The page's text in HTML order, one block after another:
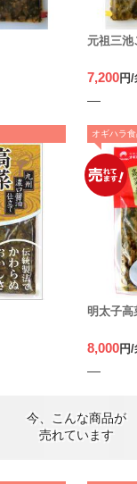
元祖三池
7,200円
オギハラ食
明太子高
8,000円
今、こんな商品が
売れています